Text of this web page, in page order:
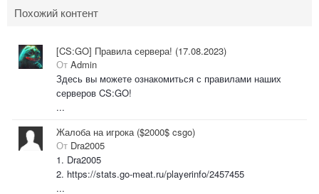
Похожий контент
[CS:GO] Правила сервера! (17.08.2023)
От Admin
Здесь вы можете ознакомиться с правилами наших
серверов CS:GO!
...
Жалоба на игрока ($2000$ csgo)
От Dra2005
1. Dra2005
2. https://stats.go-meat.ru/playerinfo/2457455
...